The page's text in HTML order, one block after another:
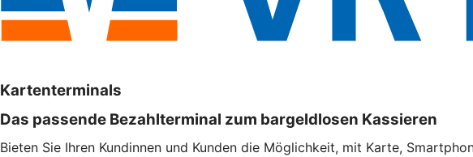
Kartenterminals
Das passende Bezahlterminal zum bargeldlosen Kassieren
Bieten Sie Ihren Kundinnen und Kunden die Möglichkeit, mit Karte,